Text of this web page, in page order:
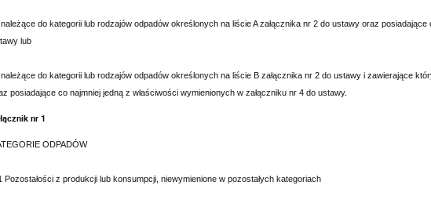
do kategorii lub rodzajów odpadów określonych na liście A załącznika nr 2 do ustawy oraz
lub
do kategorii lub rodzajów odpadów określonych na liście B załącznika nr 2 do ustawy i zawierające
posiadające co najmniej jedną z właściwości wymienionych w załączniku nr 4 do ustawy.
nr 1
ODPADÓW
Pozostałości z produkcji lub konsumpcji, niewymienione w pozostałych kategoriach